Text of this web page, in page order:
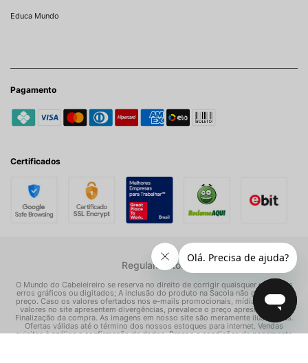
Educa Mundo
Pagamento
Certificados
Regulamentos
O Mundo do Cabeleireiro se reserva no direito de corrigir quaisquer possíveis
erros gráficos ou digitados; A inclusão do produto na Sacola não garante seu
preço. Caso os valores ofertados nos e-mails promocionais, mídias sociais e
valores no site apresentem divergências, prevalece o preço apresentado na
Finalização da compra. As imagens em nosso site são meramente ilustrativas.
Ofertas válidas até o término dos nossos estoques para internet. Vendas
sujeitas à análise e confirmação de dados. Preços e condições de pagamento